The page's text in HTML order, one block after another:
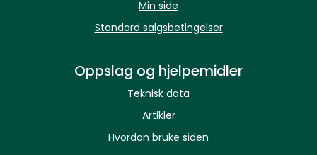
Min side
Standard salgsbetingelser
Oppslag og hjelpemidler
Teknisk data
Artikler
Hvordan bruke siden